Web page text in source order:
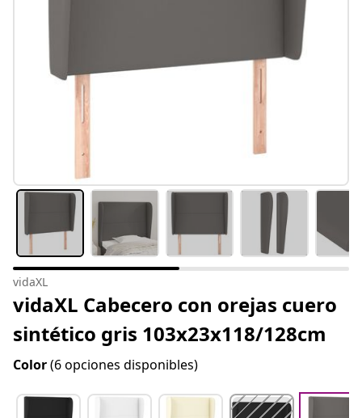
vidaXL
vidaXL Cabecero con orejas cuero
sintético gris 103x23x118/128cm
Color(6 opciones disponibles)